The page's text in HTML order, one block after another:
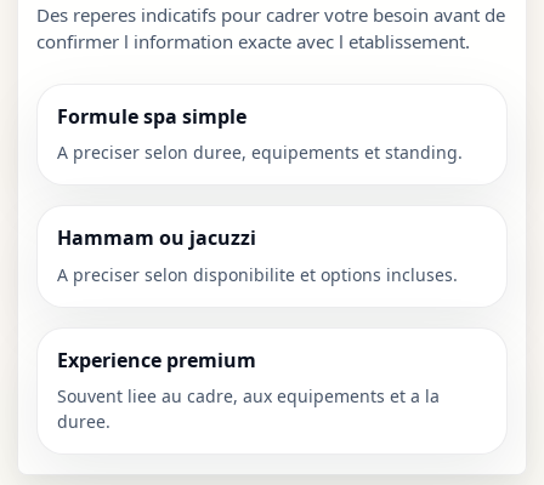
Des reperes indicatifs pour cadrer votre besoin avant de
confirmer l information exacte avec l etablissement.
Formule spa simple
A preciser selon duree, equipements et standing.
Hammam ou jacuzzi
A preciser selon disponibilite et options incluses.
Experience premium
Souvent liee au cadre, aux equipements et a la
duree.